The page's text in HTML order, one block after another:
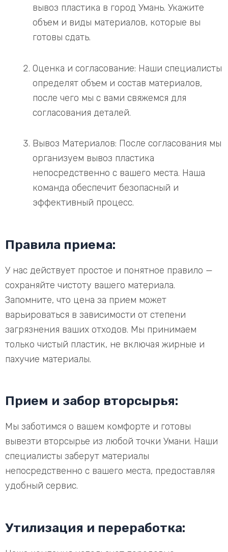
вывоз пластика в город Умань. Укажите
объем и виды материалов, которые вы
готовы сдать.
Оценка и согласование: Наши специалисты
определят объем и состав материалов,
после чего мы с вами свяжемся для
согласования деталей.
Вывоз Материалов: После согласования мы
организуем вывоз пластика
непосредственно с вашего места. Наша
команда обеспечит безопасный и
эффективный процесс.
Правила приема:
У нас действует простое и понятное правило —
сохраняйте чистоту вашего материала.
Запомните, что цена за прием может
варьироваться в зависимости от степени
загрязнения ваших отходов. Мы принимаем
только чистый пластик, не включая жирные и
пахучие материалы.
Прием и забор вторсырья:
Мы заботимся о вашем комфорте и готовы
вывезти вторсырье из любой точки Умани. Наши
специалисты заберут материалы
непосредственно с вашего места, предоставляя
удобный сервис.
Утилизация и переработка: